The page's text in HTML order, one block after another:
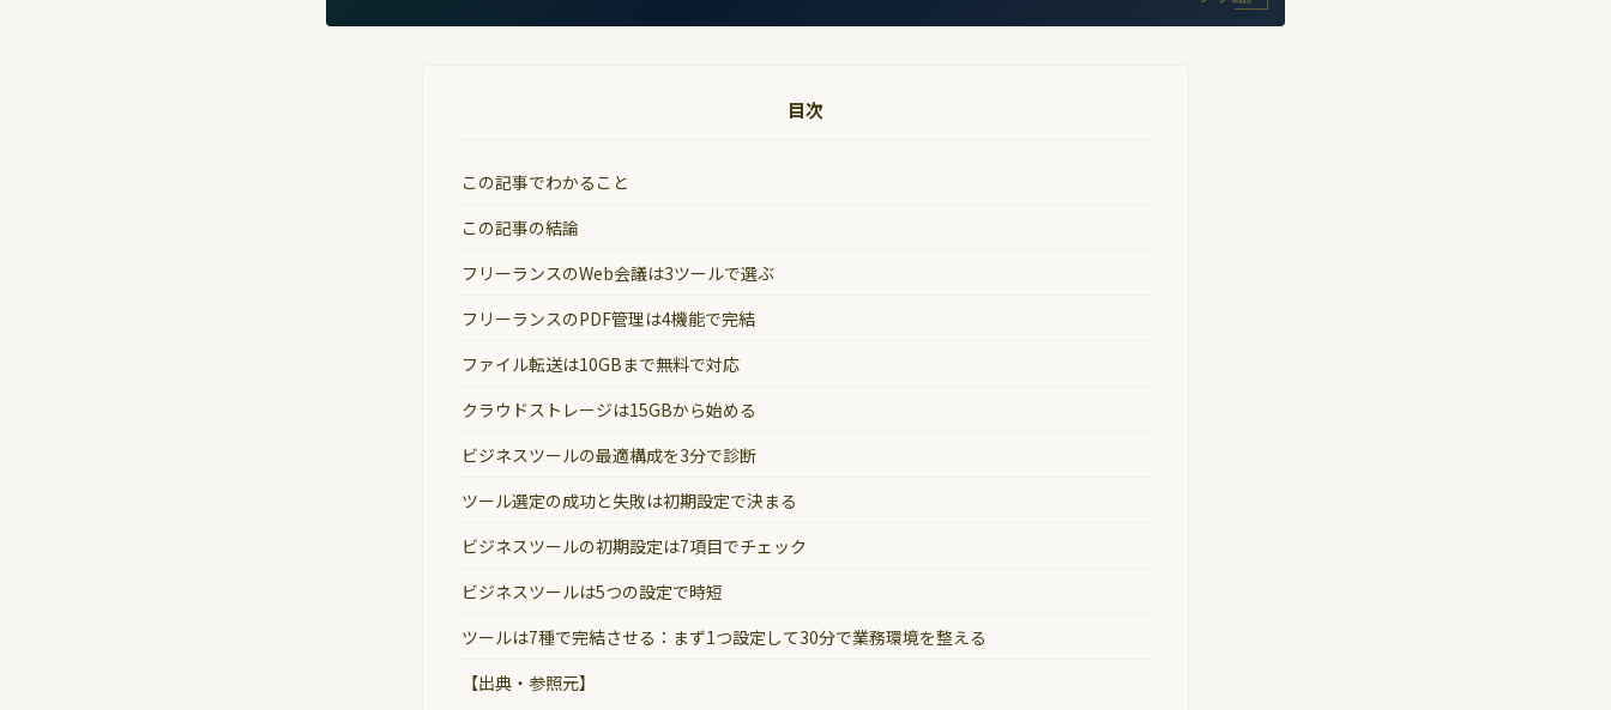
目次
この記事でわかること
この記事の結論
フリーランスのWeb会議は3ツールで選ぶ
フリーランスのPDF管理は4機能で完結
ファイル転送は10GBまで無料で対応
クラウドストレージは15GBから始める
ビジネスツールの最適構成を3分で診断
ツール選定の成功と失敗は初期設定で決まる
ビジネスツールの初期設定は7項目でチェック
ビジネスツールは5つの設定で時短
ツールは7種で完結させる：まず1つ設定して30分で業務環境を整える
【出典・参照元】